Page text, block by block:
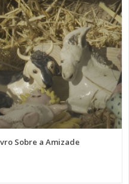
Sobre a Amizade